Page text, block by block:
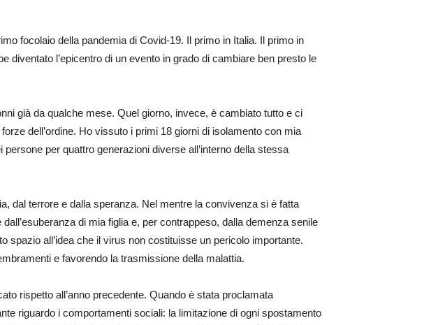
focolaio della pandemia di Covid-19. Il primo in Italia. Il primo in
l’epicentro di un evento in grado di cambiare ben presto le
già da qualche mese. Quel giorno, invece, è cambiato tutto e ci
dell’ordine. Ho vissuto i primi 18 giorni di isolamento con mia
per quattro generazioni diverse all’interno della stessa
dal terrore e dalla speranza. Nel mentre la convivenza si è fatta
di mia figlia e, per contrappeso, dalla demenza senile
spazio all’idea che il virus non costituisse un pericolo importante.
e favorendo la trasmissione della malattia.
rispetto all’anno precedente. Quando è stata proclamata
riguardo i comportamenti sociali: la limitazione di ogni spostamento